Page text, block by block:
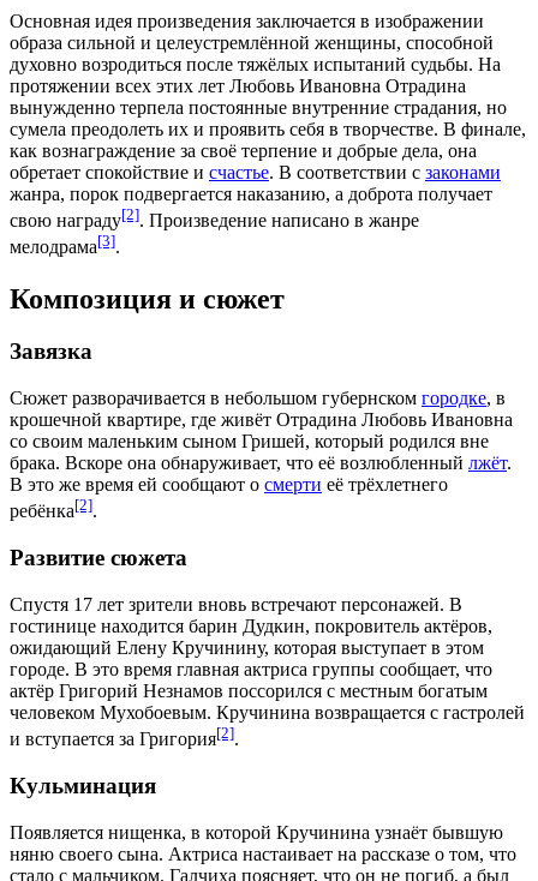
Основная идея произведения заключается в изображении
образа сильной и целеустремлённой женщины, способной
духовно возродиться после тяжёлых испытаний судьбы. На
протяжении всех этих лет Любовь Ивановна Отрадина
вынужденно терпела постоянные внутренние страдания, но
сумела преодолеть их и проявить себя в творчестве. В финале,
как вознаграждение за своё терпение и добрые дела, она
обретает спокойствие и счастье. В соответствии с законами
жанра, порок подвергается наказанию, а доброта получает
свою награду[2]. Произведение написано в жанре
мелодрама[3].
Композиция и сюжет
Завязка
Сюжет разворачивается в небольшом губернском городке, в
крошечной квартире, где живёт Отрадина Любовь Ивановна
со своим маленьким сыном Гришей, который родился вне
брака. Вскоре она обнаруживает, что её возлюбленный лжёт.
В это же время ей сообщают о смерти её трёхлетнего
ребёнка[2].
Развитие сюжета
Спустя 17 лет зрители вновь встречают персонажей. В
гостинице находится барин Дудкин, покровитель актёров,
ожидающий Елену Кручинину, которая выступает в этом
городе. В это время главная актриса группы сообщает, что
актёр Григорий Незнамов поссорился с местным богатым
человеком Мухобоевым. Кручинина возвращается с гастролей
и вступается за Григория[2].
Кульминация
Появляется нищенка, в которой Кручинина узнаёт бывшую
няню своего сына. Актриса настаивает на рассказе о том, что
стало с мальчиком. Галчиха поясняет, что он не погиб, а был